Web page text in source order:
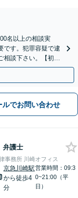
名以上の相談実
です。犯罪容疑で逮
相談下さい。【初回
ルでお問い合わせ
弁護士
事務所 川崎オフィス
京急川崎駅
から徒歩4
分
営業時間：09:3
0~21:00（平
日）